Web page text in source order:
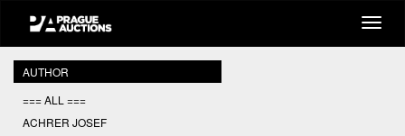
AUTHOR
=== ALL ===
ACHRER JOSEF